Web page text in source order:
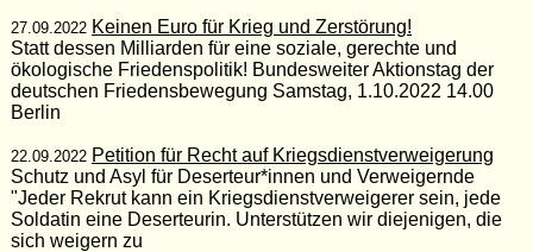
27.09.2022 Keinen Euro für Krieg und Zerstörung!
Statt dessen Milliarden für eine soziale, gerechte und
ökologische Friedenspolitik! Bundesweiter Aktionstag der
deutschen Friedensbewegung Samstag, 1.10.2022 14.00
Berlin
22.09.2022 Petition für Recht auf Kriegsdienstverweigerung
Schutz und Asyl für Deserteur*innen und Verweigernde
"Jeder Rekrut kann ein Kriegsdienstverweigerer sein, jede
Soldatin eine Deserteurin. Unterstützen wir diejenigen, die
sich weigern zu